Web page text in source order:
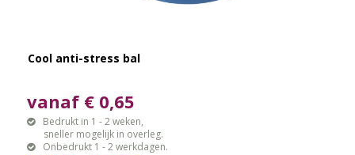
Cool anti-stress bal
vanaf € 0,65
Bedrukt in 1 - 2 weken,
sneller mogelijk in overleg.
Onbedrukt 1 - 2 werkdagen.